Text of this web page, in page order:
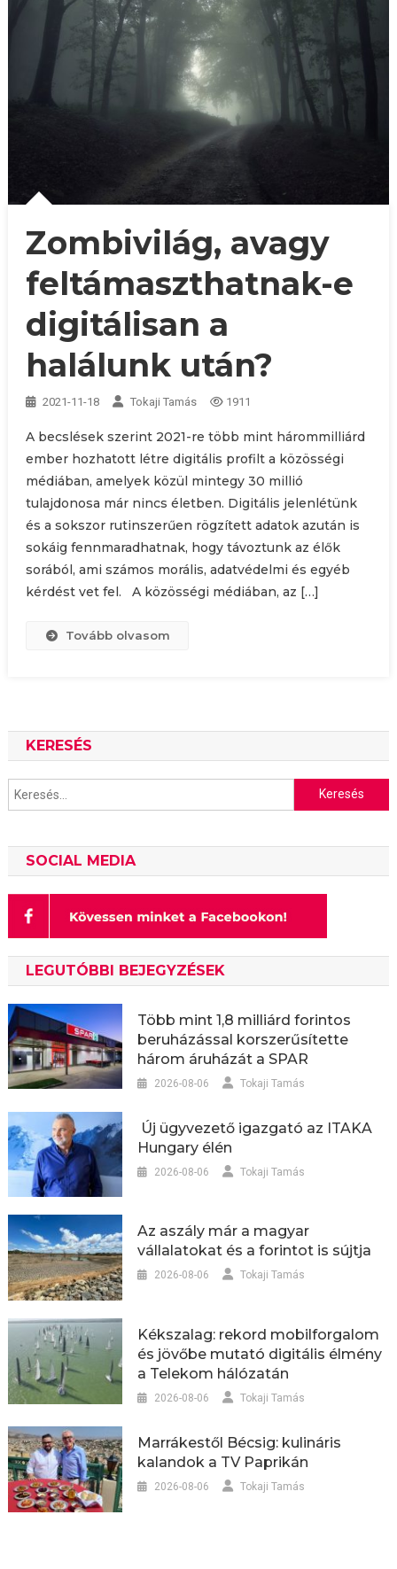
Zombivilág, avagy
feltámaszthatnak-e
digitálisan a
halálunk után?
2021-11-18 Tokaji Tamás 1911
A becslések szerint 2021-re több mint hárommilliárd
ember hozhatott létre digitális profilt a közösségi
médiában, amelyek közül mintegy 30 millió
tulajdonosa már nincs életben. Digitális jelenlétünk
és a sokszor rutinszerűen rögzített adatok azután is
sokáig fennmaradhatnak, hogy távoztunk az élők
sorából, ami számos morális, adatvédelmi és egyéb
kérdést vet fel. A közösségi médiában, az […]
Tovább olvasom
KERESÉS
Keresés:
SOCIAL MEDIA
LEGUTÓBBI BEJEGYZÉSEK
Több mint 1,8 milliárd forintos
beruházással korszerűsítette
három áruházát a SPAR
2026-08-06 Tokaji Tamás
Új ügyvezető igazgató az ITAKA
Hungary élén
2026-08-06 Tokaji Tamás
Az aszály már a magyar
vállalatokat és a forintot is sújtja
2026-08-06 Tokaji Tamás
Kékszalag: rekord mobilforgalom
és jövőbe mutató digitális élmény
a Telekom hálózatán
2026-08-06 Tokaji Tamás
Marrákestől Bécsig: kulináris
kalandok a TV Paprikán
2026-08-06 Tokaji Tamás